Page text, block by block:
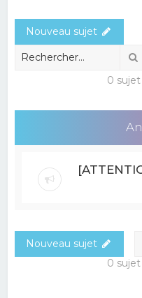
Nouveau sujet
0 sujet
Nouveau sujet
0 sujet